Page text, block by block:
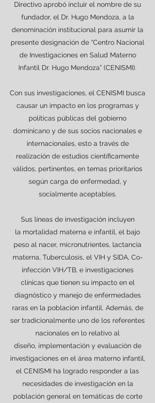
Directivo aprobó incluir el nombre de su
fundador, el Dr. Hugo Mendoza, a la
denominación institucional para asumir la
presente designación de “Centro Nacional
de Investigaciones en Salud Materno
Infantil Dr. Hugo Mendoza” (CENISMI).
Con sus investigaciones, el CENISMI busca
causar un impacto en los programas y
políticas públicas del gobierno
dominicano y de sus socios nacionales e
internacionales, esto a través de
realización de estudios científicamente
válidos, pertinentes, en temas prioritarios
según carga de enfermedad, y
socialmente aceptables.
Sus líneas de investigación incluyen
la mortalidad materna e infantil, el bajo
peso al nacer, micronutrientes, lactancia
materna, Tuberculosis, el VIH y SIDA, Co-
infección VIH/TB, e investigaciones
clínicas que tienen su impacto en el
diagnóstico y manejo de enfermedades
raras en la población infantil. Además, de
ser tradicionalmente uno de los referentes
nacionales en lo relativo al
diseño, implementación y evaluación de
investigaciones en el área materno infantil,
el CENISMI ha logrado responder a las
necesidades de investigación en la
población general en temáticas de corte